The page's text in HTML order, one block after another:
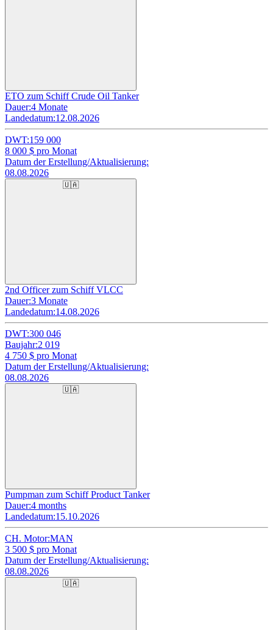
ETO zum Schiff Crude Oil Tanker
Dauer:4 Monate
Landedatum:12.08.2026
DWT:159 000
8 000 $ pro Monat
Datum der Erstellung/Aktualisierung:
08.08.2026
🇺🇦
2nd Officer zum Schiff VLCC
Dauer:3 Monate
Landedatum:14.08.2026
DWT:300 046
Baujahr:2 019
4 750 $ pro Monat
Datum der Erstellung/Aktualisierung:
08.08.2026
🇺🇦
Pumpman zum Schiff Product Tanker
Dauer:4 months
Landedatum:15.10.2026
CH. Motor:MAN
3 500 $ pro Monat
Datum der Erstellung/Aktualisierung:
08.08.2026
🇺🇦